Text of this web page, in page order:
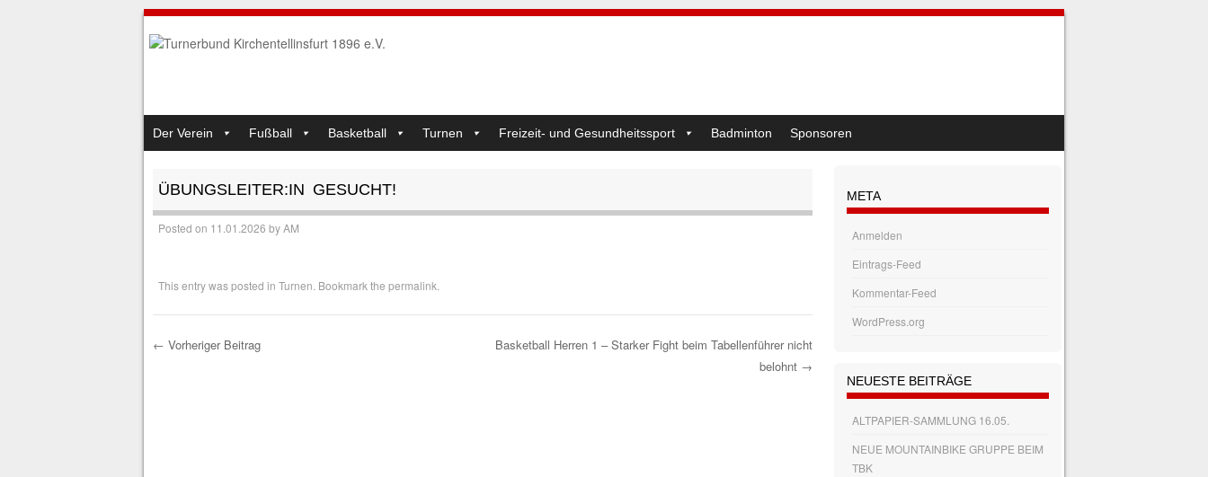
MENU
SKIP TO CONTENT
Der Verein Fußball Basketball Turnen Freizeit- und Gesundheitssport Badminton Sponsoren
ÜBUNGSLEITER:IN GESUCHT!
Posted on 11.01.2026 byAM
This entry was posted in Turnen . Bookmark the permalink
← Vorheriger Beitrag
Basketball Herren 1 – Starker Fight beim Tabellenführer nicht
belohnt →
META
Anmelden
Eintrags-Feed
Kommentar-Feed
WordPress.org
NEUESTE BEITRÄGE
ALTPAPIER-SAMMLUNG 16.05.
NEUE MOUNTAINBIKE GRUPPE BEIM
TBK